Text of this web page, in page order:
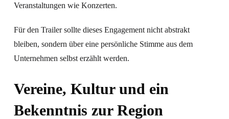
Veranstaltungen wie Konzerten.
Für den Trailer sollte dieses Engagement nicht abstrakt
bleiben, sondern über eine persönliche Stimme aus dem
Unternehmen selbst erzählt werden.
Vereine, Kultur und ein
Bekenntnis zur Region